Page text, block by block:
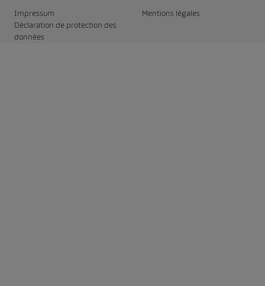
Impressum
Mentions légales
Déclaration de protection des
données